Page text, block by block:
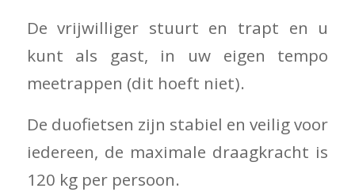
De vrijwilliger stuurt en trapt en u
kunt als gast, in uw eigen tempo
meetrappen (dit hoeft niet).
De duofietsen zijn stabiel en veilig voor
iedereen, de maximale draagkracht is
120 kg per persoon.